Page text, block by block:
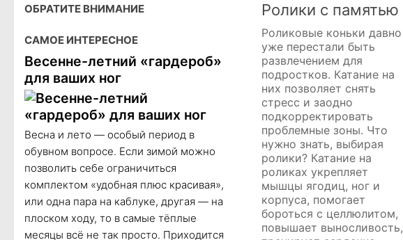
Ролики с памятью
Роликовые коньки давно
уже перестали быть
развлечением для
подростков. Катание на
них позволяет снять
стресс и заодно
подкорректировать
проблемные зоны. Что
нужно знать, выбирая
ролики? Катание на
роликах укрепляет
мышцы ягодиц, ног и
корпуса, помогает
бороться с целлюлитом,
повышает выносливость,
ОБРАТИТЕ ВНИМАНИЕ
САМОЕ ИНТЕРЕСНОЕ
Весенне-летний «гардероб»
для ваших ног
Весна и лето — особый период в
обувном вопросе. Если зимой можно
позволить себе ограничиться
комплектом «удобная плюс красивая»,
или одна пара на каблуке, другая — на
плоском ходу, то в самые тёплые
месяцы всё не так просто. Приходится